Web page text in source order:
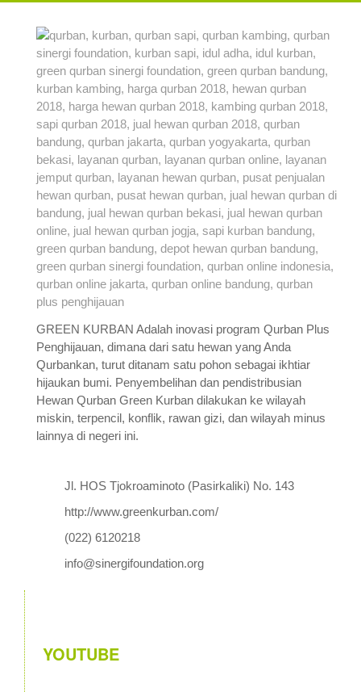
GREEN KURBAN Adalah inovasi program Qurban Plus
Penghijauan, dimana dari satu hewan yang Anda
Qurbankan, turut ditanam satu pohon sebagai ikhtiar
hijaukan bumi. Penyembelihan dan pendistribusian
Hewan Qurban Green Kurban dilakukan ke wilayah
miskin, terpencil, konflik, rawan gizi, dan wilayah minus
lainnya di negeri ini.
Jl. HOS Tjokroaminoto (Pasirkaliki) No. 143
http://www.greenkurban.com/
(022) 6120218
info@sinergifoundation.org
YOUTUBE